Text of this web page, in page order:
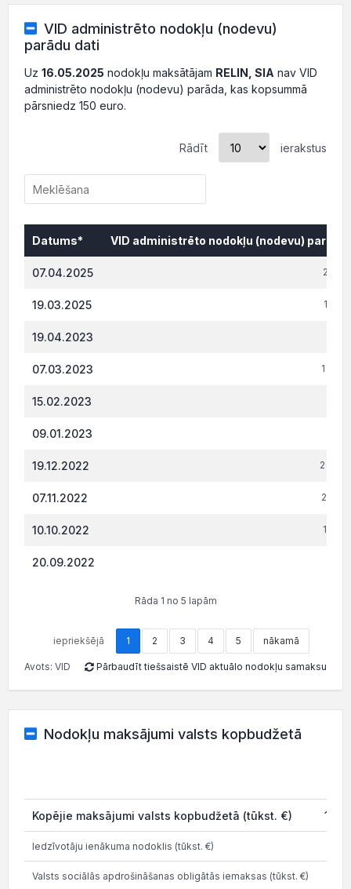
VID administrēto nodokļu (nodevu)
parādu dati
Uz 16.05.2025 nodokļu maksātājam RELIN, SIA nav VID
administrēto nodokļu (nodevu) parāda, kas kopsummā
pārsniedz 150 euro.
Rādīt ierakstus
Datums*
VID administrēto nodokļu (nodevu)
07.04.2025 2
19.03.2025 1
19.04.2023
07.03.2023 1
15.02.2023
09.01.2023
19.12.2022 2
07.11.2022 2
10.10.2022 1
20.09.2022
Rāda 1 no 5 lapām
iepriekšējā 1 2 3 4 5 nākamā
Avots: VID Pārbaudīt tiešsaistē VID aktuālo nodokļu samaksu
Nodokļu maksājumi valsts kopbudžetā
Kopējie maksājumi valsts kopbudžetā (tūkst. €)
Iedzīvotāju ienākuma nodoklis (tūkst. €)
Valsts sociālās apdrošināšanas obligātās iemaksas (tūkst. €)